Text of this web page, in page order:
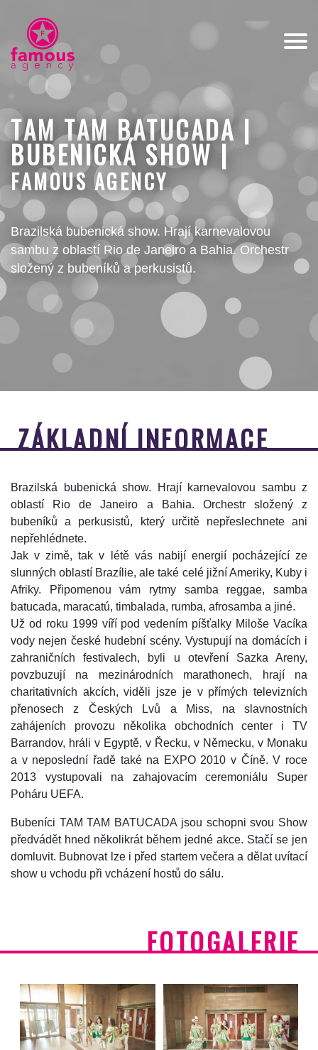
TAM TAM BATUCADA |
BUBENICKÁ SHOW |
FAMOUS AGENCY
Brazilská bubenická show. Hrají karnevalovou
sambu z oblastí Rio de Janeiro a Bahia. Orchestr
složený z bubeníků a perkusistů.
ZÁKLADNÍ INFORMACE
Brazilská bubenická show. Hrají karnevalovou sambu z
oblastí Rio de Janeiro a Bahia. Orchestr složený z
bubeníků a perkusistů, který určitě nepřeslechnete ani
nepřehlédnete.
Jak v zimě, tak v létě vás nabijí energií pocházející ze
slunných oblastí Brazílie, ale také celé jižní Ameriky, Kuby i
Afriky. Připomenou vám rytmy samba reggae, samba
batucada, maracatú, timbalada, rumba, afrosamba a jiné.
Už od roku 1999 víří pod vedením píšťalky Miloše Vacíka
vody nejen české hudební scény. Vystupují na domácích i
zahraničních festivalech, byli u otevření Sazka Areny,
povzbuzují na mezinárodních marathonech, hrají na
charitativních akcích, viděli jsze je v přímých televizních
přenosech z Českých Lvů a Miss, na slavnostních
zahájeních provozu několika obchodních center i TV
Barrandov, hráli v Egyptě, v Řecku, v Německu, v Monaku
a v neposlední řadě také na EXPO 2010 v Číně. V roce
2013 vystupovali na zahajovacím ceremoniálu Super
Poháru UEFA.
Bubeníci TAM TAM BATUCADA jsou schopni svou Show
předvádět hned několikrát během jedné akce. Stačí se jen
domluvit. Bubnovat lze i před startem večera a dělat uvítací
show u vchodu při vcházení hostů do sálu.
FOTOGALERIE